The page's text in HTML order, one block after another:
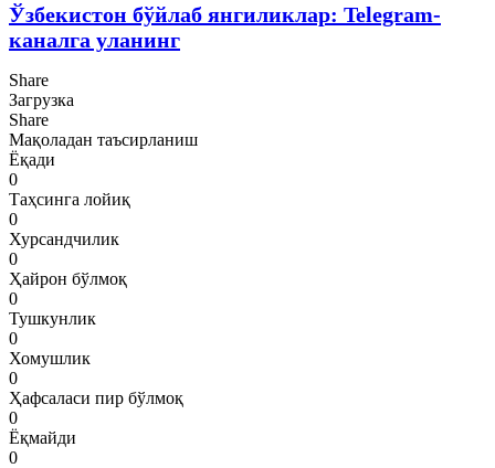
Ўзбекистон бўйлаб янгиликлар: Telegram-
каналга уланинг
Share
Загрузка
Share
Мақоладан таъсирланиш
Ёқади
0
Таҳсинга лойиқ
0
Хурсандчилик
0
Ҳайрон бўлмоқ
0
Тушкунлик
0
Хомушлик
0
Ҳафсаласи пир бўлмоқ
0
Ёқмайди
0